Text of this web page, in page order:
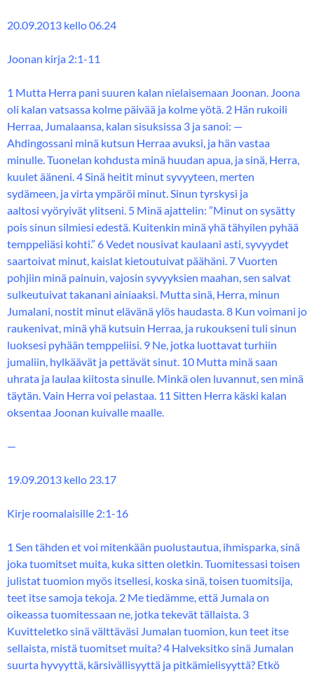
20.09.2013 kello 06.24
Joonan kirja 2:1-11
1 Mutta Herra pani suuren kalan nielaisemaan Joonan. Joona
oli kalan vatsassa kolme päivää ja kolme yötä. 2 Hän rukoili
Herraa, Jumalaansa, kalan sisuksissa 3 ja sanoi: —
Ahdingossani minä kutsun Herraa avuksi, ja hän vastaa
minulle. Tuonelan kohdusta minä huudan apua, ja sinä, Herra,
kuulet ääneni. 4 Sinä heitit minut syvyyteen, merten
sydämeen, ja virta ympäröi minut. Sinun tyrskysi ja
aaltosi vyöryivät ylitseni. 5 Minä ajattelin: ”Minut on sysätty
pois sinun silmiesi edestä. Kuitenkin minä yhä tähyilen pyhää
temppeliäsi kohti.” 6 Vedet nousivat kaulaani asti, syvyydet
saartoivat minut, kaislat kietoutuivat päähäni. 7 Vuorten
pohjiin minä painuin, vajosin syvyyksien maahan, sen salvat
sulkeutuivat takanani ainiaaksi. Mutta sinä, Herra, minun
Jumalani, nostit minut elävänä ylös haudasta. 8 Kun voimani jo
raukenivat, minä yhä kutsuin Herraa, ja rukoukseni tuli sinun
luoksesi pyhään temppeliisi. 9 Ne, jotka luottavat turhiin
jumaliin, hylkäävät ja pettävät sinut. 10 Mutta minä saan
uhrata ja laulaa kiitosta sinulle. Minkä olen luvannut, sen minä
täytän. Vain Herra voi pelastaa. 11 Sitten Herra käski kalan
oksentaa Joonan kuivalle maalle.
—
19.09.2013 kello 23.17
Kirje roomalaisille 2:1-16
1 Sen tähden et voi mitenkään puolustautua, ihmisparka, sinä
joka tuomitset muita, kuka sitten oletkin. Tuomitessasi toisen
julistat tuomion myös itsellesi, koska sinä, toisen tuomitsija,
teet itse samoja tekoja. 2 Me tiedämme, että Jumala on
oikeassa tuomitessaan ne, jotka tekevät tällaista. 3
Kuvitteletko sinä välttäväsi Jumalan tuomion, kun teet itse
sellaista, mistä tuomitset muita? 4 Halveksitko sinä Jumalan
suurta hyvyyttä, kärsivällisyyttä ja pitkämielisyyttä? Etkö